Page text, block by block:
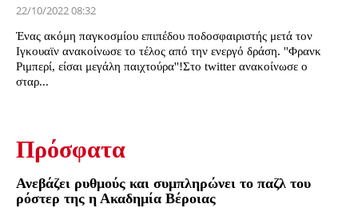
22/10/2022 08:32
Ένας ακόμη παγκοσμίου επιπέδου ποδοσφαιριστής μετά τον
Ιγκουαϊν ανακοίνωσε το τέλος από την ενεργό δράση. ''Φρανκ
Ριμπερί, είσαι μεγάλη παιχτούρα''!Στο twitter ανακοίνωσε ο
σταρ...
Πρόσφατα
Ανεβάζει ρυθμούς και συμπληρώνει το παζλ του
ρόστερ της η Ακαδημία Βέροιας